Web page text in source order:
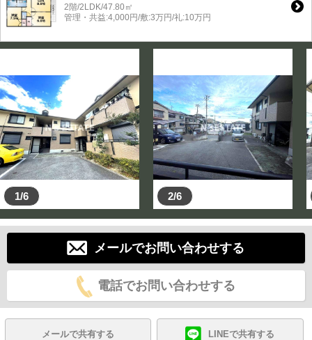
2階/2LDK/47.80㎡
管理・共益:4,000円/敷:3万円/礼:10万円
1/6 2/6
メールでお問い合わせする
電話でお問い合わせする
メールで共有する LINEで共有する